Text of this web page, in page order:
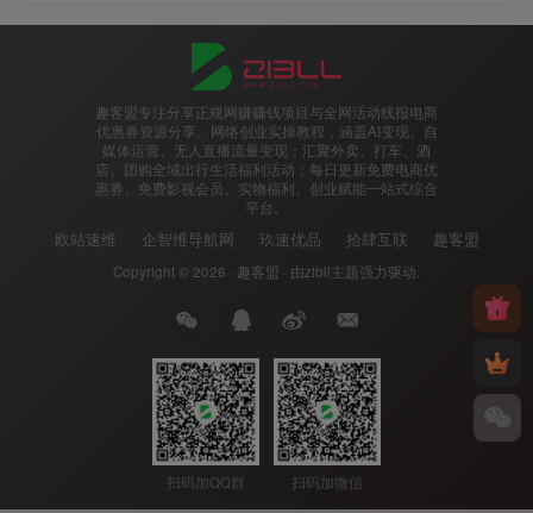
趣客盟专注分享正规网赚赚钱项目与全网活动线报电商
优惠券资源分享、网络创业实操教程，涵盖AI变现、自
媒体运营、无人直播流量变现；汇聚外卖、打车、酒
店、团购全域出行生活福利活动；每日更新免费电商优
惠券、免费影视会员、实物福利、创业赋能一站式综合
平台。
欧站速维 企智维导航网 玖速优品 拾肆互联 趣客盟
Copyright © 2026 · 趣客盟 · 由zibll主题强力驱动.
扫码加QQ群 扫码加微信